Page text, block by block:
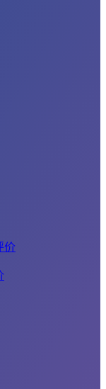
价